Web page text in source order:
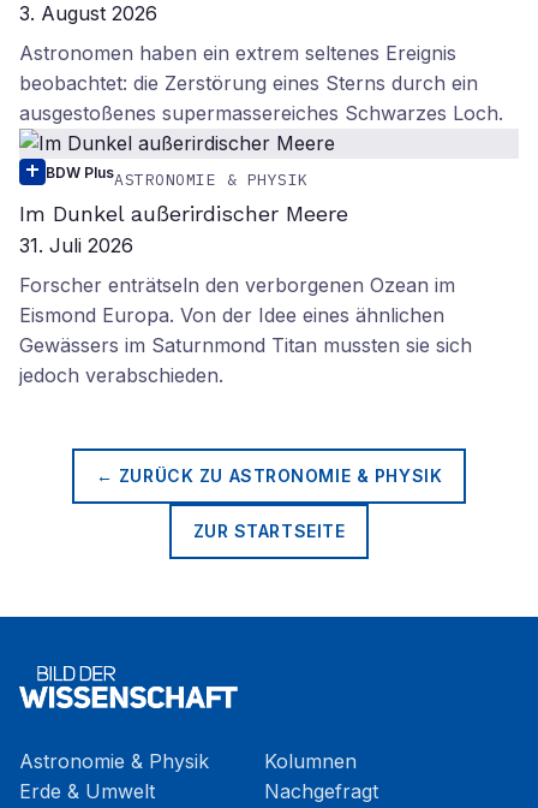
3. August 2026
Astronomen haben ein extrem seltenes Ereignis
beobachtet: die Zerstörung eines Sterns durch ein
ausgestoßenes supermassereiches Schwarzes Loch.
BDW PlusASTRONOMIE & PHYSIK
Im Dunkel außerirdischer Meere
31. Juli 2026
Forscher enträtseln den verborgenen Ozean im
Eismond Europa. Von der Idee eines ähnlichen
Gewässers im Saturnmond Titan mussten sie sich
jedoch verabschieden.
← ZURÜCK ZU ASTRONOMIE & PHYSIK
ZUR STARTSEITE
Astronomie & Physik
Erde & Umwelt
Kolumnen
Nachgefragt